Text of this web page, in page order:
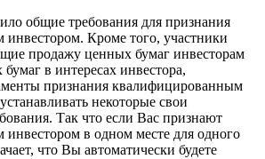
общие требования для признания
Кроме того, участники
продажу ценных бумаг инвесторам
в интересах инвестора,
признания квалифицированным
некоторые свои
Так что если Вас признают
в одном месте для одного
что Вы автоматически будете